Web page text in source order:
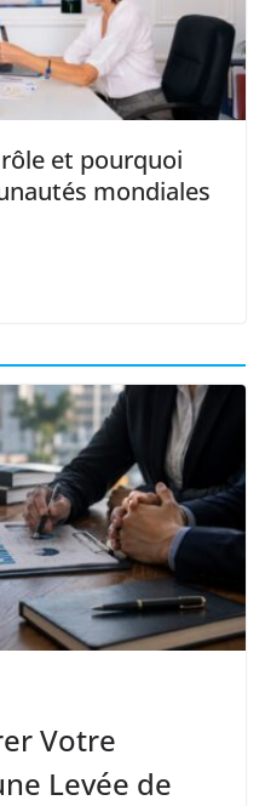
et pourquoi
mondiales
Votre
Levée de